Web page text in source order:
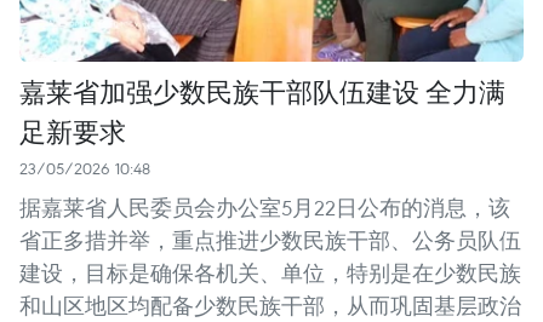
嘉莱省加强少数民族干部队伍建设 全力满
足新要求
23/05/2026 10:48
据嘉莱省人民委员会办公室5月22日公布的消息，该
省正多措并举，重点推进少数民族干部、公务员队伍
建设，目标是确保各机关、单位，特别是在少数民族
和山区地区均配备少数民族干部，从而巩固基层政治